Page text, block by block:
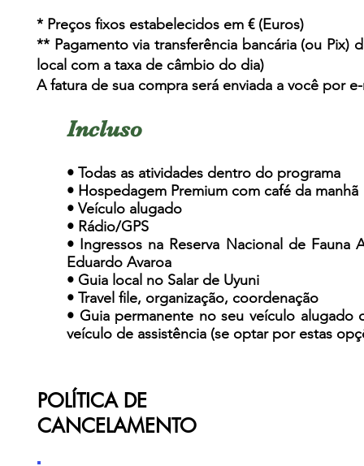
* Preços fixos estabelecidos em € (Euros)
** Pagamento via transferência bancária (ou Pix)
local com a taxa de câmbio do dia)
A fatura de sua compra será enviada a você por
Incluso
• Todas as atividades dentro do programa
• Hospedagem Premium com café da manhã
• Veículo alugado
• Rádio/GPS
• Ingressos na Reserva Nacional de Fauna
Eduardo Avaroa
• Guia local no Salar de Uyuni
• Travel file, organização, coordenação
• Guia permanente no seu veículo alugado
veículo de assistência (se optar por estas
POLÍTICA DE
CANCELAMENTO